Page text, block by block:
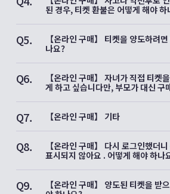
EMot 앱 내
의 [특급권] 탭에서 이용 화면 제시해주
【로망스카 특급권 이외의 티켓】
1장의 티켓으로 한사람만 이용 할수
스마트폰을
가지고 있지 않은 사람은 이용 하실 수
코네 프리패스)
2. 스마트폰 한 대에 여러장의 티켓은
티켓 1매당 한 명에게만 유효합니다.
하나의 스마트폰에서 여러장의 티켓
1매씩 티켓 화면을 제시해 주어야합니
3. 1매의 티켓으로도 구매 시 선택한
상기 1,2의 일부 티켓은 대표자가 여
1매의 티켓으로 이용 가능한 인원은 1
녀 뿐만 아니라 스마트폰을 가지고 있
없습니다.
※6살 이하의 어린이는 무료입니다.(
된 경우, 티켓 환불은 어떻게 해야 하
A4.
EMot 앱 및오다큐 디지털 티켓 공식
를 통해 구매한
동으로 전액 환불됩니다.
또한 자동 환불 전에 고객님이 직접 환
수수료가 일시적으로 부과될 수 있으나,
운행중단이 확인된 후 2일 이내에 해
【특급 로망스카 이외의 티켓】
운행중 사고로 인해 운행이 중단된 경우
Q5.
【온라인 구매】 티켓을 양도하려
나요?
A5.
페이지에서 확인해 주십시오.
Q6.
【온라인 구매】 자녀가 직접 티켓
게 하고 싶습니다만, 부모가 대신 구
A6.
(※키즈용은 제외)으로 티켓을 구입
※일본여행/도부톱투어스/오다큐여행
구매하신 분이나 쿠폰코드로 티켓을
능 합니다. 스마트폰으로 티켓을 직접
Q7. 【온라인 구매】 기타
A7.
여기를 클릭해 주십시오.
Q8.
【온라인 구매】 다시 로그인했더
표시되지 않아요 . 어떻게 해야 하나
A8.
되지 않습니다.
Q9.
【온라인 구매】 양도된 티켓을 받